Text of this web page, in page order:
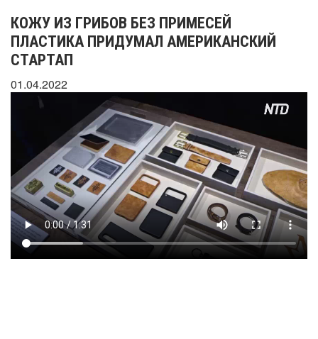
КОЖУ ИЗ ГРИБОВ БЕЗ ПРИМЕСЕЙ
ПЛАСТИКА ПРИДУМАЛ АМЕРИКАНСКИЙ
СТАРТАП
01.04.2022